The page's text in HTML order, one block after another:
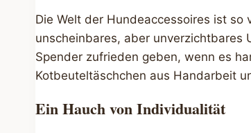
Die Welt der Hundeaccessoires ist
unscheinbares, aber unverzichtbares
Spender zufrieden geben, wenn es
Kotbeuteltäschchen aus Handarbeit
Ein Hauch von Individualität